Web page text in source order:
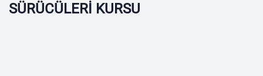
SÜRÜCÜLERİ KURSU